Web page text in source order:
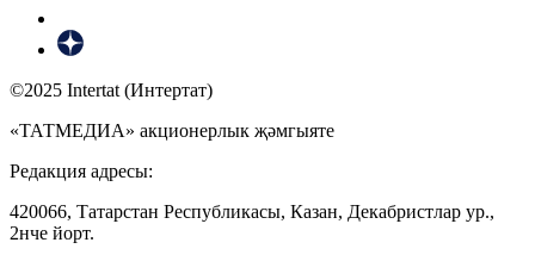
©2025 Intertat (Интертат)
«ТАТМЕДИА» акционерлык җәмгыяте
Редакция адресы:
420066, Татарстан Республикасы, Казан, Декабристлар ур.,
2нче йорт.